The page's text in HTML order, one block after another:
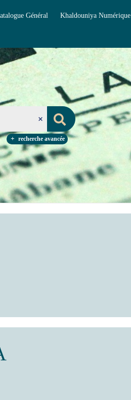
Général Khaldouniya Numérique
recherche avancée